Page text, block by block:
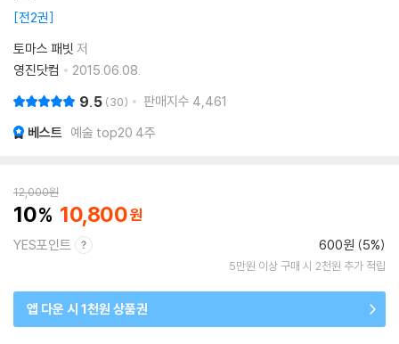
전2권
토마스 패빗 저
영진닷컴
2015.06.08.
9.5 30 판매지수 4,461
베스트 예술 top20 4주
12,000원
10 10,800
YES포인트 600원 (5%)
5만원 이상 구매 시 2천원 추가 적립
앱 다운 시 1천원 상품권